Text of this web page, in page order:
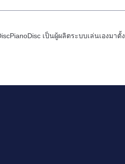
เป็นผู้ผลิตระบบเล่นเอง